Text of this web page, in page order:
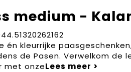
medium -
én kleurrijke
de Pasen. Verwelkom de
met onze